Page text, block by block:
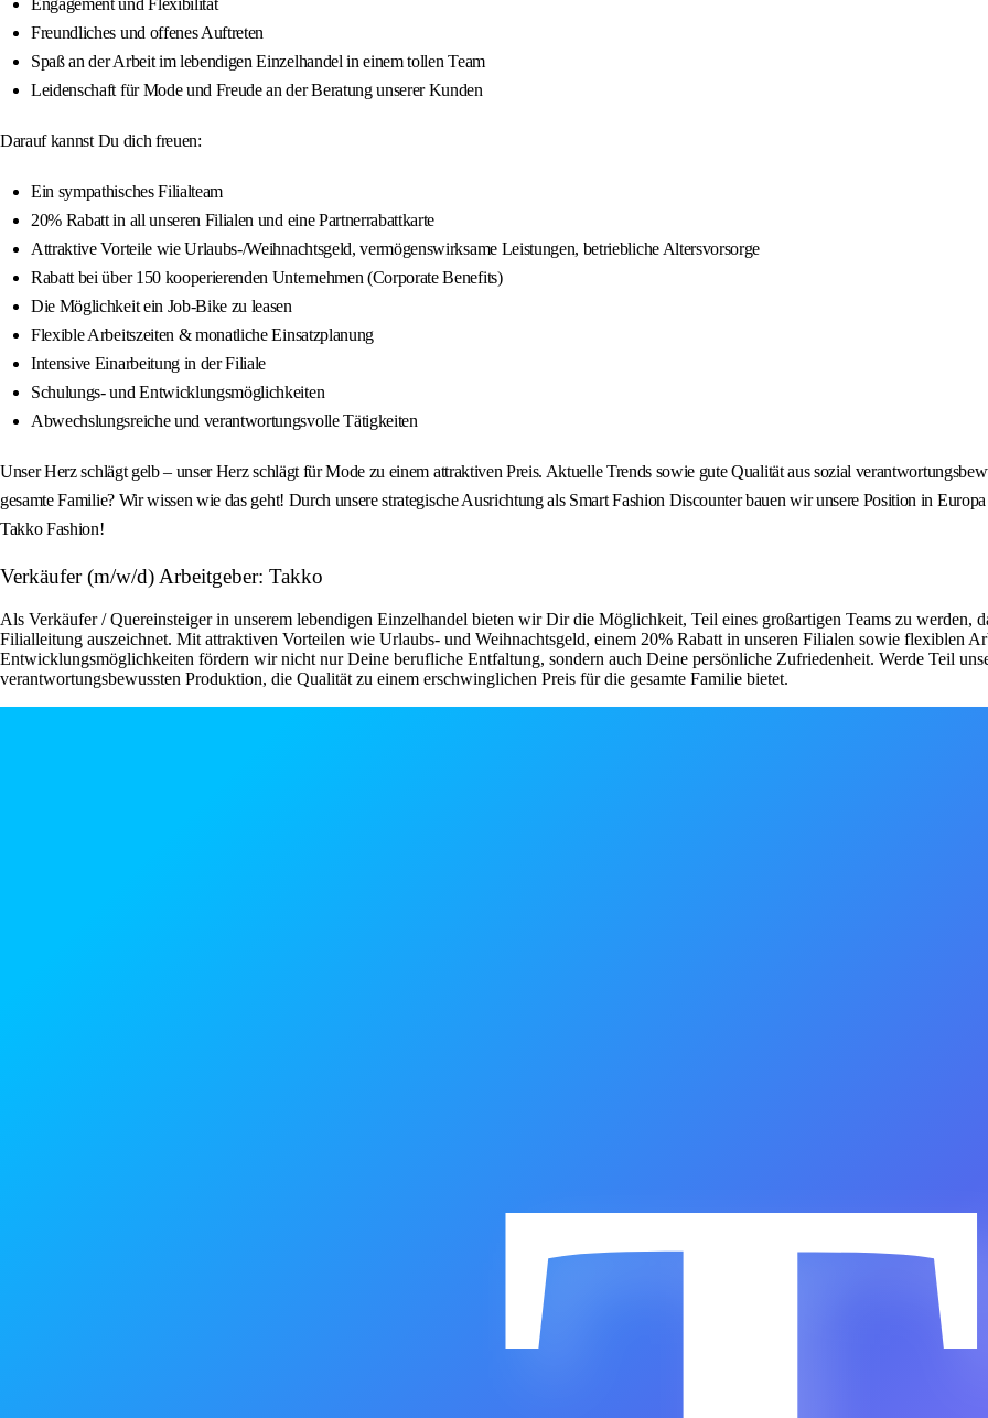
Engagement und Flexibilität
Freundliches und offenes Auftreten
Spaß an der Arbeit im lebendigen Einzelhandel in einem tollen Team
Leidenschaft für Mode und Freude an der Beratung unserer Kunden
Darauf kannst Du dich freuen:
Ein sympathisches Filialteam
20% Rabatt in all unseren Filialen und eine Partnerrabattkarte
Attraktive Vorteile wie Urlaubs-/Weihnachtsgeld, vermögenswirksame Leistungen, betriebliche Altersvorsorge
Rabatt bei über 150 kooperierenden Unternehmen (Corporate Benefits)
Die Möglichkeit ein Job-Bike zu leasen
Flexible Arbeitszeiten & monatliche Einsatzplanung
Intensive Einarbeitung in der Filiale
Schulungs- und Entwicklungsmöglichkeiten
Abwechslungsreiche und verantwortungsvolle Tätigkeiten
Unser Herz schlägt gelb – unser Herz schlägt für Mode zu einem attraktiven Preis. Aktuelle Trends sowie gute Qualität aus sozial
gesamte Familie? Wir wissen wie das geht! Durch unsere strategische Ausrichtung als Smart Fashion Discounter bauen wir unsere Position in
Takko Fashion!
Verkäufer (m/w/d) Arbeitgeber: Takko
Als Verkäufer / Quereinsteiger in unserem lebendigen Einzelhandel bieten wir Dir die Möglichkeit, Teil eines großartigen Teams zu werden,
Filialleitung auszeichnet. Mit attraktiven Vorteilen wie Urlaubs- und Weihnachtsgeld, einem 20% Rabatt in unseren Filialen sowie flexiblen
Entwicklungsmöglichkeiten fördern wir nicht nur Deine berufliche Entfaltung, sondern auch Deine persönliche Zufriedenheit. Werde Teil
verantwortungsbewussten Produktion, die Qualität zu einem erschwinglichen Preis für die gesamte Familie bietet.